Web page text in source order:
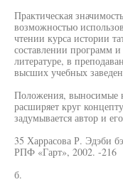
Практическая
возможностью
чтении курса истории
составлении программ
литературе, в
высших учебных
Положения, выносимые
расширяет круг
задумывается автор и
35 Харрасова Р. Эдэби
РПФ «Гарт», 2002. -216
б.